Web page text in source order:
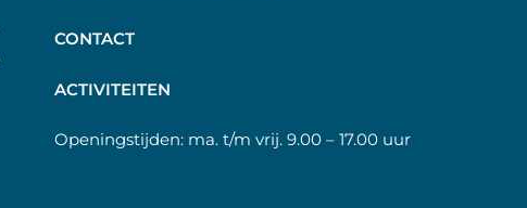
CONTACT
ACTIVITEITEN
Openingstijden: ma. t/m vrij. 9.00 – 17.00 uur